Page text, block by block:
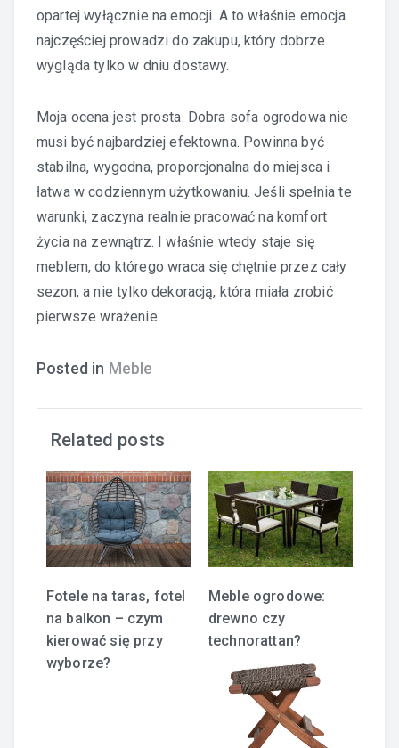
opartej wyłącznie na emocji. A to właśnie emocja
najczęściej prowadzi do zakupu, który dobrze
wygląda tylko w dniu dostawy.
Moja ocena jest prosta. Dobra sofa ogrodowa nie
musi być najbardziej efektowna. Powinna być
stabilna, wygodna, proporcjonalna do miejsca i
łatwa w codziennym użytkowaniu. Jeśli spełnia te
warunki, zaczyna realnie pracować na komfort
życia na zewnątrz. I właśnie wtedy staje się
meblem, do którego wraca się chętnie przez cały
sezon, a nie tylko dekoracją, która miała zrobić
pierwsze wrażenie.
Posted in Meble
Related posts
Fotele na taras, fotel
na balkon – czym
kierować się przy
wyborze?
Meble ogrodowe:
drewno czy
technorattan?